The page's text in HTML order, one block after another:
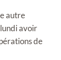
autre
avoir
de